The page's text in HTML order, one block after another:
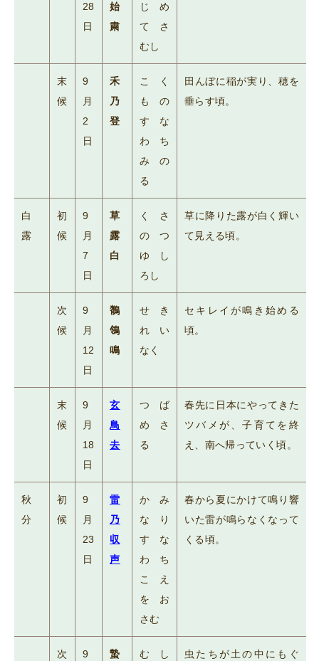
28
日
始
粛
じめ
てさ
むし
末
候
9
月
2
日
禾
乃
登
こく
もの
すな
わち
みの
る
田んぼに稲が実り、穂を
垂らす頃。
白
露
初
候
9
月
7
日
草
露
白
くさ
のつ
ゆし
ろし
草に降りた露が白く輝い
て見える頃。
次
候
9
月
12
日
鶺
鴒
鳴
せき
れい
なく
セキレイが鳴き始める
頃。
末
候
9
月
18
日
玄
鳥
去
つば
めさ
る
春先に日本にやってきた
ツバメが、子育てを終
え、南へ帰っていく頃。
秋
分
初
候
9
月
23
日
雷
乃
収
声
かみ
なり
すな
わち
こえ
をお
さむ
春から夏にかけて鳴り響
いた雷が鳴らなくなって
くる頃。
次
9
蟄
むし
虫たちが土の中にもぐ